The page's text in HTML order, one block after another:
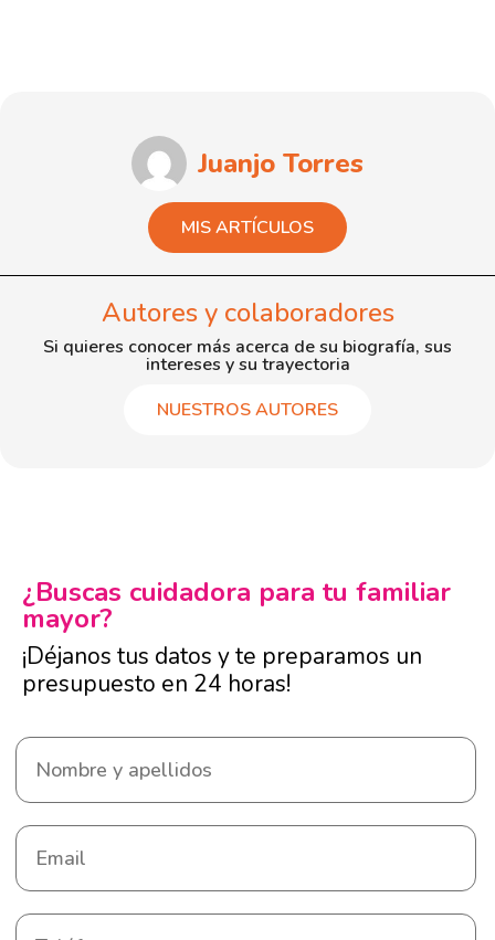
Juanjo Torres
MIS ARTÍCULOS
Autores y colaboradores
Si quieres conocer más acerca de su biografía, sus
intereses y su trayectoria
NUESTROS AUTORES
¿Buscas cuidadora para tu familiar
mayor?
¡Déjanos tus datos y te preparamos un
presupuesto en 24 horas!